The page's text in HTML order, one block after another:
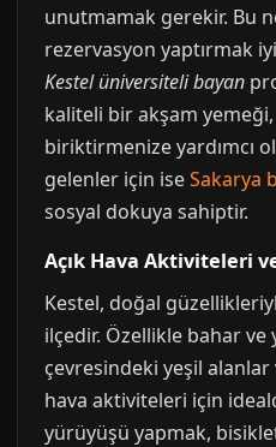
unutmamak gerekir. Bu
rezervasyon yaptırmak
Kestel üniversiteli bayan
kaliteli bir akşam
biriktirmenize yardımcı
gelenler için iseSakarya
sosyal dokuya sahiptir.
Açık Hava Aktiviteleri
Kestel, doğal
ilçedir. Özellikle bahar ve
çevresindeki yeşil alanlar
hava aktiviteleri için
yürüyüşü yapmak,